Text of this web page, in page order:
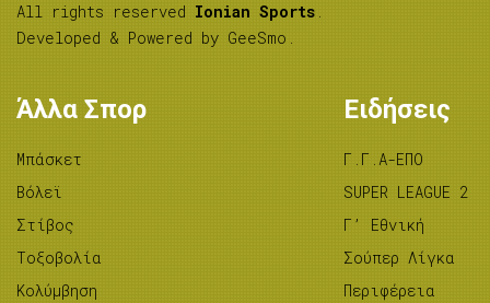
All rights reserved Ionian Sports .
Developed & Powered by GeeSmo .
Άλλα Σπορ
Μπάσκετ
Βόλεϊ
Στίβος
Tοξοβολία
Κολύμβηση
Ειδήσεις
Γ.Γ.Α-ΕΠΟ
SUPER LEAGUE 2
Γ’ Εθνική
Σούπερ Λίγκα
Περιφέρεια